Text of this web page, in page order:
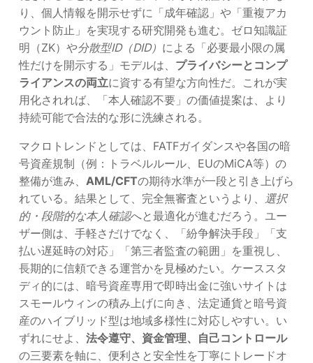
り、個人情報を開示せずに「成年確認」や「重複アカ
ウント防止」を実現する研究開発も進む。ゼロ知識証
明（ZK）や分散型ID（DID） による「必要最小限の属
性だけを開示する」モデルは、 プライバシーとコンプ
ライアンスの両立に資する有望な方向性だ。これが実
用化されれば、「本人確認不要」の価値提案は、より
持続可能で合法的な形に洗練される。
マクロトレンドとしては、FATFガイダンスや各国の暗
号資産規制（例：トラベルルール、EUのMiCA等）の
整備が進み、 AML/CFTの期待水準が一段と引き上げら
れている。結果として、完全無審査というより、 選択
的・段階的な本人確認へと最適化が進むだろう。ユー
ザー側は、手軽さだけでなく、「紛争解決手段」「支
払い遅延時の対応」「第三者監査の範囲」を重視し、
長期的に信頼できる運営かを見極めたい。ケーススタ
ディ的には、暗号資産専用で即時出金に強いサイトは
スモールウィンの積み上げに向き、法定通貨と暗号資
産のハイブリッド型は地域多様性に対応しやすい。い
ずれにせよ、 法令遵守、資金管理、自己コントロール
の三要素を軸に、便利さと安全性を丁寧にトレードオ